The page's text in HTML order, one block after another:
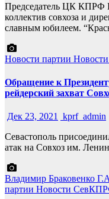
Председатель ЦК КПРФ
коллектив совхоза и
славным юбилеем.
Новости партии
Обращение к
рейдерский захват
Дек 23, 2021
kprf_admin
Севастополь
атак на Совхоз им.
Владимир Браковенко
партии Новости